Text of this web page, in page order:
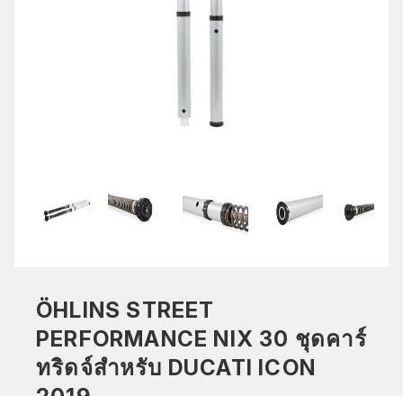
ÖHLINS STREET
PERFORMANCE NIX 30 ชุดคาร์
ทริดจ์สำหรับ DUCATI ICON